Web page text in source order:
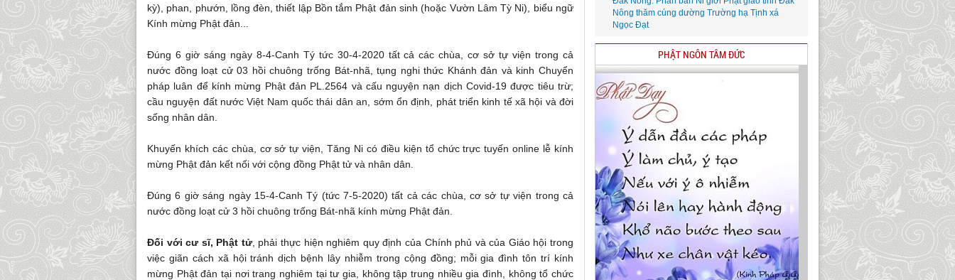
kỳ), phan, phướn, lồng đèn, thiết lập Bồn tắm Phật đản sinh (hoặc Vườn Lâm Tỳ Ni), biểu ngữ
Kính mừng Phật đản...
Đúng 6 giờ sáng ngày 8-4-Canh Tý tức 30-4-2020 tất cả các chùa, cơ sở tự viện trong cả
nước đồng loạt cử 03 hồi chuông trống Bát-nhã, tụng nghi thức Khánh đản và kinh Chuyển
pháp luân để kính mừng Phật đản PL.2564 và cấu nguyện nạn dịch Covid-19 được tiêu trừ;
cầu nguyện đất nước Việt Nam quốc thái dân an, sớm ổn định, phát triển kinh tế xã hội và đời
sống nhân dân.
Khuyến khích các chùa, cơ sở tự viện, Tăng Ni có điều kiện tổ chức trực tuyến online lễ kính
mừng Phật đản kết nối với cộng đồng Phật tử và nhân dân.
Đúng 6 giờ sáng ngày 15-4-Canh Tý (tức 7-5-2020) tất cả các chùa, cơ sở tự viện trong cả
nước đồng loạt cử 3 hồi chuông trống Bát-nhã kính mừng Phật đản.
Đối với cư sĩ, Phật tử, phải thực hiện nghiêm quy định của Chính phủ và của Giáo hội trong
việc giãn cách xã hội tránh dịch bệnh lây nhiễm trong cộng đồng; mỗi gia đình tôn trí kính
mừng Phật đản tại nơi trang nghiêm tại tư gia, không tập trung nhiều gia đình, không tổ chức
Nông thăm cúng dường Trường hạ Tịnh xá
Ngọc Đạt
PHẬT NGÔN TÂM ĐỨC